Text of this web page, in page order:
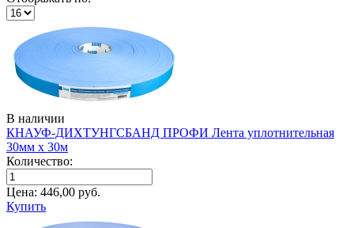
В наличии
КНАУФ-ДИХТУНГСБАНД ПРОФИ Лента уплотнительная
30мм х 30м
Количество:
Цена: 446,00 руб.
Купить